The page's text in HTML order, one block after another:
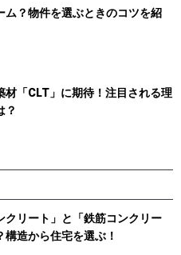
ム？物件を選ぶときのコツを紹
材「CLT」に期待！注目される理
？
クリート」と「鉄筋コンクリー
構造から住宅を選ぶ！